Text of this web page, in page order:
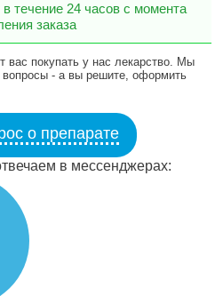
течение 24 часов с момента
заказа
вас покупать у нас лекарство. Мы
- а вы решите, оформить
о препарате
в мессенджерах: